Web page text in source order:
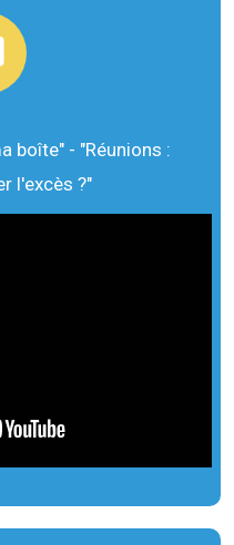
boîte" - "Réunions :
l'excès ?"